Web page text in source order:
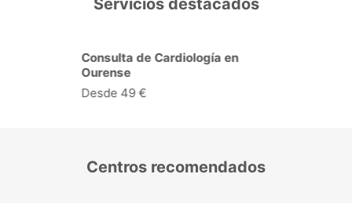
Consulta de Cardiología en
Ourense
Desde 49 €
Centros recomendados